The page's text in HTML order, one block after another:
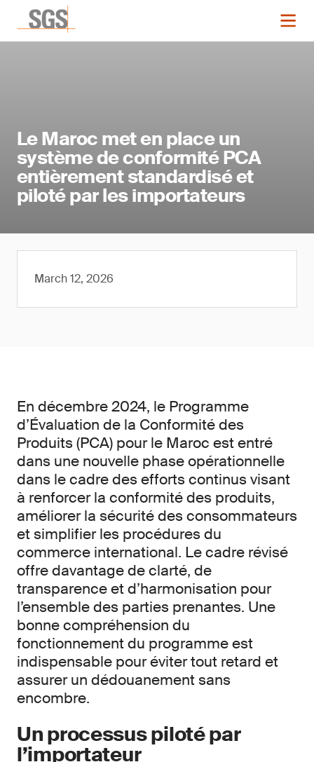
Le Maroc met en place un
système de conformité PCA
entièrement standardisé et
piloté par les importateurs
March 12, 2026
En décembre 2024, le Programme
d’Évaluation de la Conformité des
Produits (PCA) pour le Maroc est entré
dans une nouvelle phase opérationnelle
dans le cadre des efforts continus visant
à renforcer la conformité des produits,
améliorer la sécurité des consommateurs
et simplifier les procédures du
commerce international. Le cadre révisé
offre davantage de clarté, de
transparence et d’harmonisation pour
l’ensemble des parties prenantes. Une
bonne compréhension du
fonctionnement du programme est
indispensable pour éviter tout retard et
assurer un dédouanement sans
encombre.
Un processus piloté par
l’importateur